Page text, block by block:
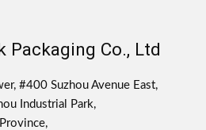
Packaging Co., Ltd
#400 Suzhou Avenue East,
Industrial Park,